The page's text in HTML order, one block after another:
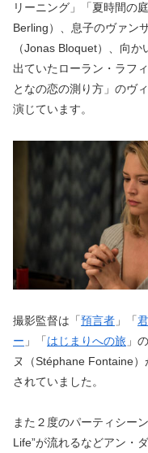
リーニング」「夏時間の
Berling）、息子のヴァン
（Jonas Bloquet）、向
出ていたローラン・ラフ
となの恋の測り方」のヴ
演じています。
撮影監督は「預言者 」「
ー 」「はじまりへの旅 」
ヌ（Stéphane Fontaine
されていました。
また２度のパーティシー
Life”が流れるなどアン・